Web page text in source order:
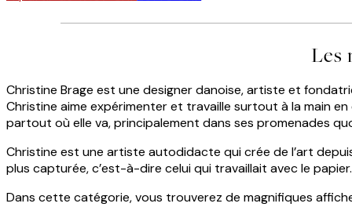
Les
Christine Brage est une designer danoise, artiste et
Christine aime expérimenter et travaille surtout à la main
partout où elle va, principalement dans ses promenades
Christine est une artiste autodidacte qui crée de l’art
plus capturée, c’est-à-dire celui qui travaillait avec le papier.
Dans cette catégorie, vous trouverez de magnifiques